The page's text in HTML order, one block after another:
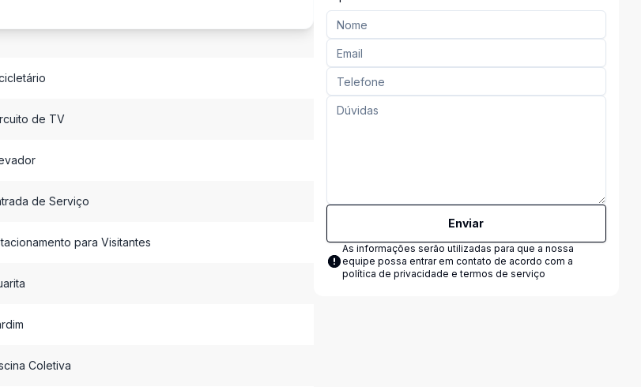
de TV
de Serviço
para Visitantes
Coletiva
Enviar
As informações serão utilizadas para que a nossa
equipe possa entrar em contato de acordo com a
política de privacidade e termos de serviço